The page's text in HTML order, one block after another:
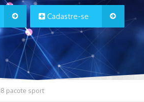
Cadastre-se
pacote sport